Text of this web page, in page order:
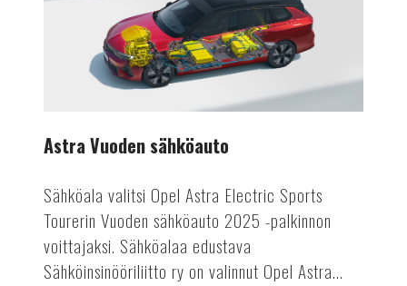
Astra Vuoden sähköauto
Sähköala valitsi Opel Astra Electric Sports
Tourerin Vuoden sähköauto 2025 -palkinnon
voittajaksi. Sähköalaa edustava
Sähköinsinööriliitto ry on valinnut Opel Astra...